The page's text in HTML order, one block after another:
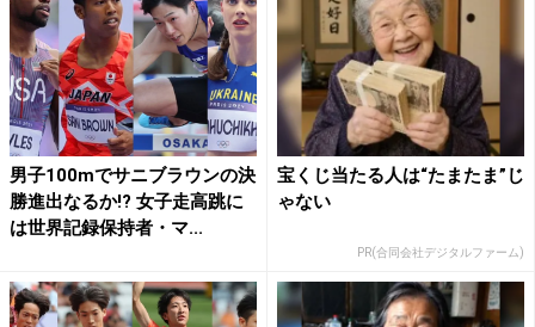
男子100mでサニブラウンの決
勝進出なるか!? 女子走高跳に
は世界記録保持者・マ...
宝くじ当たる人は“たまたま”じ
ゃない
PR(合同会社デジタルファーム)